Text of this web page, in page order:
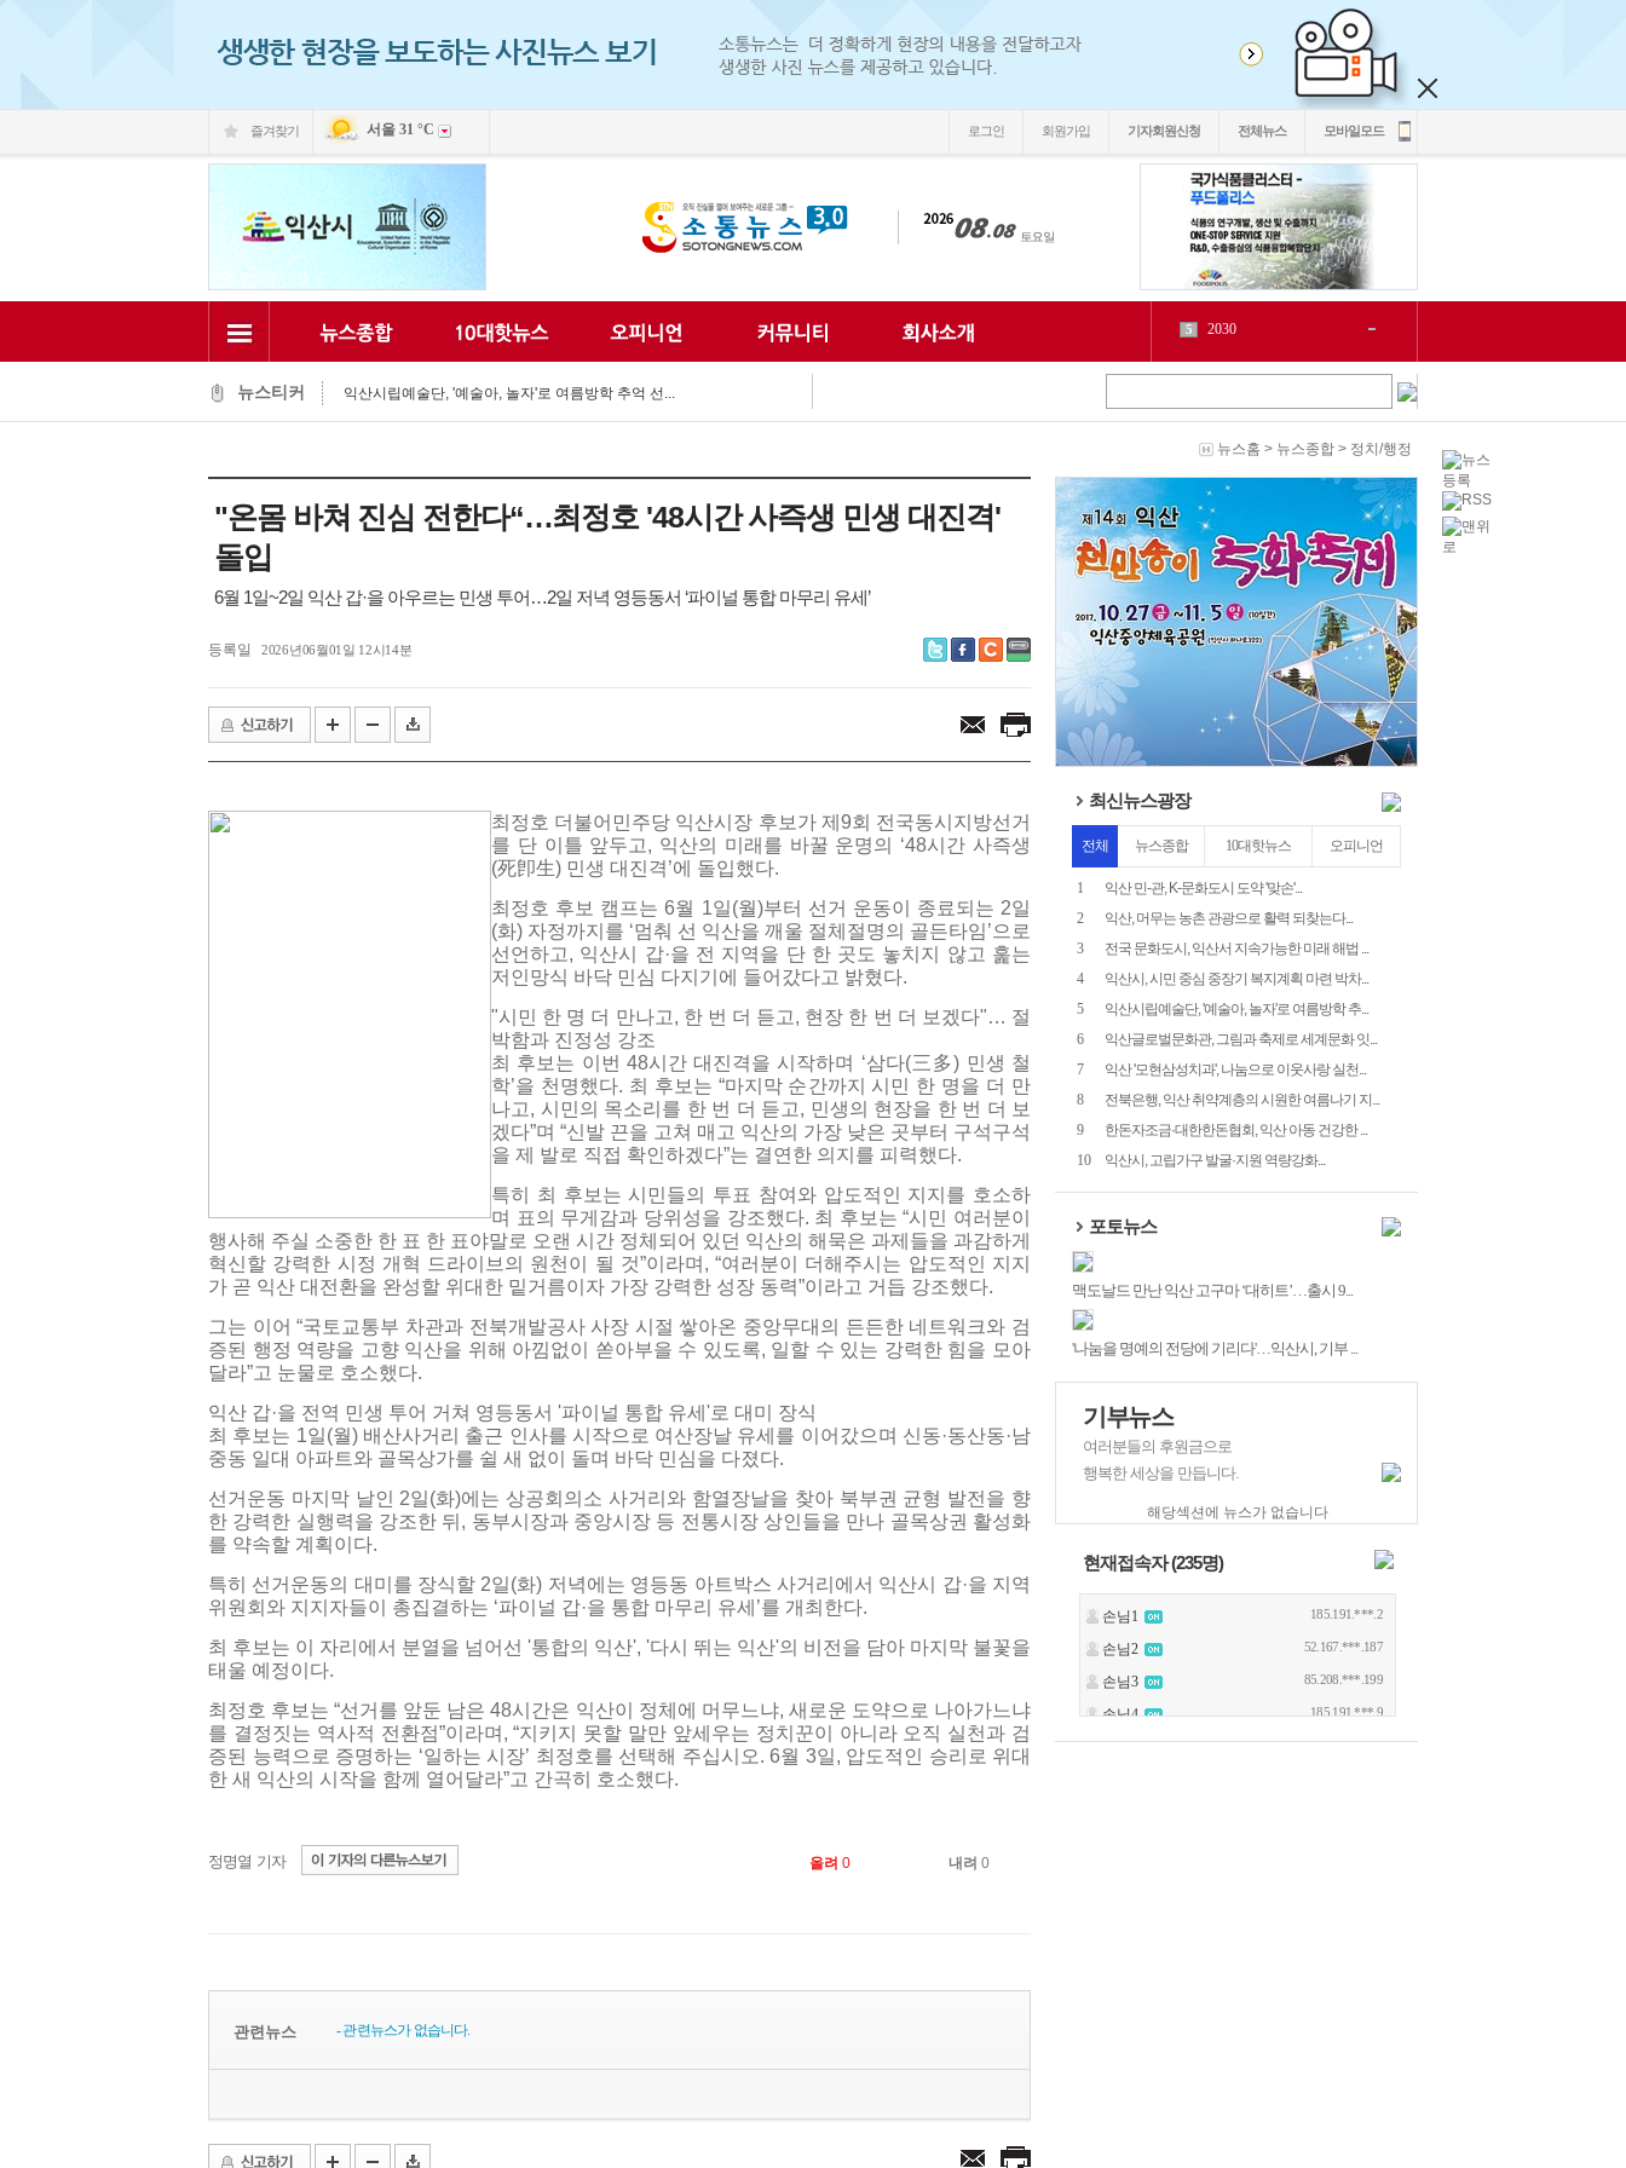
즐겨찾기 서울 31 °C 로그인 회원가입 기자회원신청 전체뉴스 모바일모드
5 2030
源
8
泥
6
紐⑦
2
1
cctv
1
LH
1
chlwntjd
4 22 3
뉴스티커
익산, 머무는 농촌 관광으로 활력 되찾는다...
전국 문화도시, 익산서 지속가능한 미래 해법 모색...
익산시립예술단, '예술아, 놀자'로 여름방학 추억 선...
익산시, 고립가구 발굴·지원 역량강화...
전북은행, 익산 취약계층의 시원한 여름나기 지원...
뉴스홈 > 뉴스종합 > 정치/행정
"온몸 바쳐 진심 전한다“…최정호 '48시간 사즉생 민생 대진격'
돌입
6월 1일~2일 익산 갑·을 아우르는 민생 투어…2일 저녁 영등동서 ‘파이널 통합 마무리 유세’
등록일 2026년06월01일 12시14분
최정호 더불어민주당 익산시장 후보가 제9회 전국동시지방선거
를 단 이틀 앞두고, 익산의 미래를 바꿀 운명의 ‘48시간 사즉생
(死卽生) 민생 대진격’에 돌입했다.
최정호 후보 캠프는 6월 1일(월)부터 선거 운동이 종료되는 2일
(화) 자정까지를 ‘멈춰 선 익산을 깨울 절체절명의 골든타임’으로
선언하고, 익산시 갑·을 전 지역을 단 한 곳도 놓치지 않고 훑는
저인망식 바닥 민심 다지기에 들어갔다고 밝혔다.
"시민 한 명 더 만나고, 한 번 더 듣고, 현장 한 번 더 보겠다"… 절
박함과 진정성 강조
최 후보는 이번 48시간 대진격을 시작하며 ‘삼다(三多) 민생 철
학’을 천명했다. 최 후보는 “마지막 순간까지 시민 한 명을 더 만
나고, 시민의 목소리를 한 번 더 듣고, 민생의 현장을 한 번 더 보
겠다”며 “신발 끈을 고쳐 매고 익산의 가장 낮은 곳부터 구석구석
을 제 발로 직접 확인하겠다”는 결연한 의지를 피력했다.
특히 최 후보는 시민들의 투표 참여와 압도적인 지지를 호소하
며 표의 무게감과 당위성을 강조했다. 최 후보는 “시민 여러분이
행사해 주실 소중한 한 표 한 표야말로 오랜 시간 정체되어 있던 익산의 해묵은 과제들을 과감하게
혁신할 강력한 시정 개혁 드라이브의 원천이 될 것”이라며, “여러분이 더해주시는 압도적인 지지
가 곧 익산 대전환을 완성할 위대한 밑거름이자 가장 강력한 성장 동력”이라고 거듭 강조했다.
그는 이어 “국토교통부 차관과 전북개발공사 사장 시절 쌓아온 중앙무대의 든든한 네트워크와 검
증된 행정 역량을 고향 익산을 위해 아낌없이 쏟아부을 수 있도록, 일할 수 있는 강력한 힘을 모아
달라”고 눈물로 호소했다.
익산 갑·을 전역 민생 투어 거쳐 영등동서 '파이널 통합 유세'로 대미 장식
최 후보는 1일(월) 배산사거리 출근 인사를 시작으로 여산장날 유세를 이어갔으며 신동·동산동·남
중동 일대 아파트와 골목상가를 쉴 새 없이 돌며 바닥 민심을 다졌다.
선거운동 마지막 날인 2일(화)에는 상공회의소 사거리와 함열장날을 찾아 북부권 균형 발전을 향
한 강력한 실행력을 강조한 뒤, 동부시장과 중앙시장 등 전통시장 상인들을 만나 골목상권 활성화
를 약속할 계획이다.
특히 선거운동의 대미를 장식할 2일(화) 저녁에는 영등동 아트박스 사거리에서 익산시 갑·을 지역
위원회와 지지자들이 총집결하는 ‘파이널 갑·을 통합 마무리 유세’를 개최한다.
최 후보는 이 자리에서 분열을 넘어선 '통합의 익산', '다시 뛰는 익산'의 비전을 담아 마지막 불꽃을
태울 예정이다.
최정호 후보는 “선거를 앞둔 남은 48시간은 익산이 정체에 머무느냐, 새로운 도약으로 나아가느냐
를 결정짓는 역사적 전환점”이라며, “지키지 못할 말만 앞세우는 정치꾼이 아니라 오직 실천과 검
증된 능력으로 증명하는 ‘일하는 시장’ 최정호를 선택해 주십시오. 6월 3일, 압도적인 승리로 위대
한 새 익산의 시작을 함께 열어달라”고 간곡히 호소했다.
정명열 기자 올려 0 내려 0
관련뉴스 - 관련뉴스가 없습니다.
최신뉴스광장
전체 뉴스종합 10대핫뉴스 오피니언
1
익산 민-관, K-문화도시 도약 '맞손'...
2
익산, 머무는 농촌 관광으로 활력 되찾는다...
3
전국 문화도시, 익산서 지속가능한 미래 해법 ...
4
익산시, 시민 중심 중장기 복지계획 마련 박차...
5
익산시립예술단, '예술아, 놀자'로 여름방학 추...
6
익산글로벌문화관, 그림과 축제로 세계문화 잇...
7
익산 '모현삼성치과', 나눔으로 이웃사랑 실천...
8
전북은행, 익산 취약계층의 시원한 여름나기 지...
9
한돈자조금·대한한돈협회, 익산 아동 건강한 ...
10
익산시, 고립가구 발굴·지원 역량강화...
포토뉴스
맥도날드 만난 익산 고구마 ‘대히트’…출시 9...
'나눔을 명예의 전당에 기리다'…익산시, 기부 ...
기부뉴스
여러분들의 후원금으로
행복한 세상을 만듭니다.
해당섹션에 뉴스가 없습니다
현재접속자 (235명)